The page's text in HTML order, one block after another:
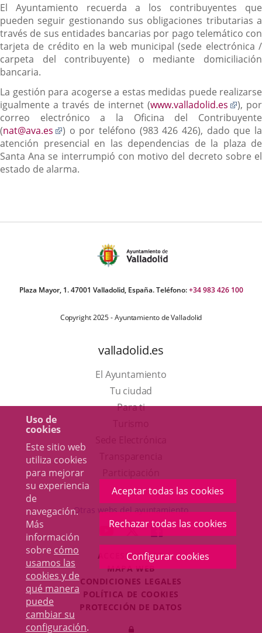
Uso de
cookies
Este sitio web
utiliza cookies
para mejorar
su experiencia
de
navegación.
Más
información
sobre cómo
usamos las
cookies y de
qué manera
puede
cambiar su
configuración.
Aceptar todas las cookies
Rechazar todas las cookies
Configurar cookies
El Ayuntamiento recuerda a los contribuyentes que
pueden seguir gestionando sus obligaciones tributarias a
través de sus entidades bancarias por pago telemático con
tarjeta de crédito en la web municipal (sede electrónica /
carpeta del contribuyente) o mediante domiciliación
bancaria.
La gestión para acogerse a estas medidas puede realizarse
igualmente a través de internet (www.valladolid.es
a
una
), por
correo electrónico a la Oficina del Contribuyente
(nat@ava.es
Enlace
a
una
aplicación
) o por teléfono (983 426 426), dado que la
atención presencial en las dependencias de la plaza de
Santa Ana se interrumpió con motivo del decreto sobre el
estado de alarma.
Plaza Mayor, 1. 47001 Valladolid, España. Teléfono:+34 983 426 100
Copyright 2025 - Ayuntamiento de Valladolid
valladolid.es
El Ayuntamiento
Tu ciudad
Para ti
en
una
ventana
nueva.
aplicación
externa.
Otras webs del ayuntamiento
ENLACE
A
UNA
APLICACIÓN
EXTERNA.
ENLACE
A
UNA
APLICACIÓN
EXTERNA.
ENLACE
A
UNA
EXTERNA.
ACCESIBILIDAD
MAPA WEB
CONDICIONES LEGALES
POLÍTICA DE COOKIES
PROTECCIÓN DE DATOS
Iniciar